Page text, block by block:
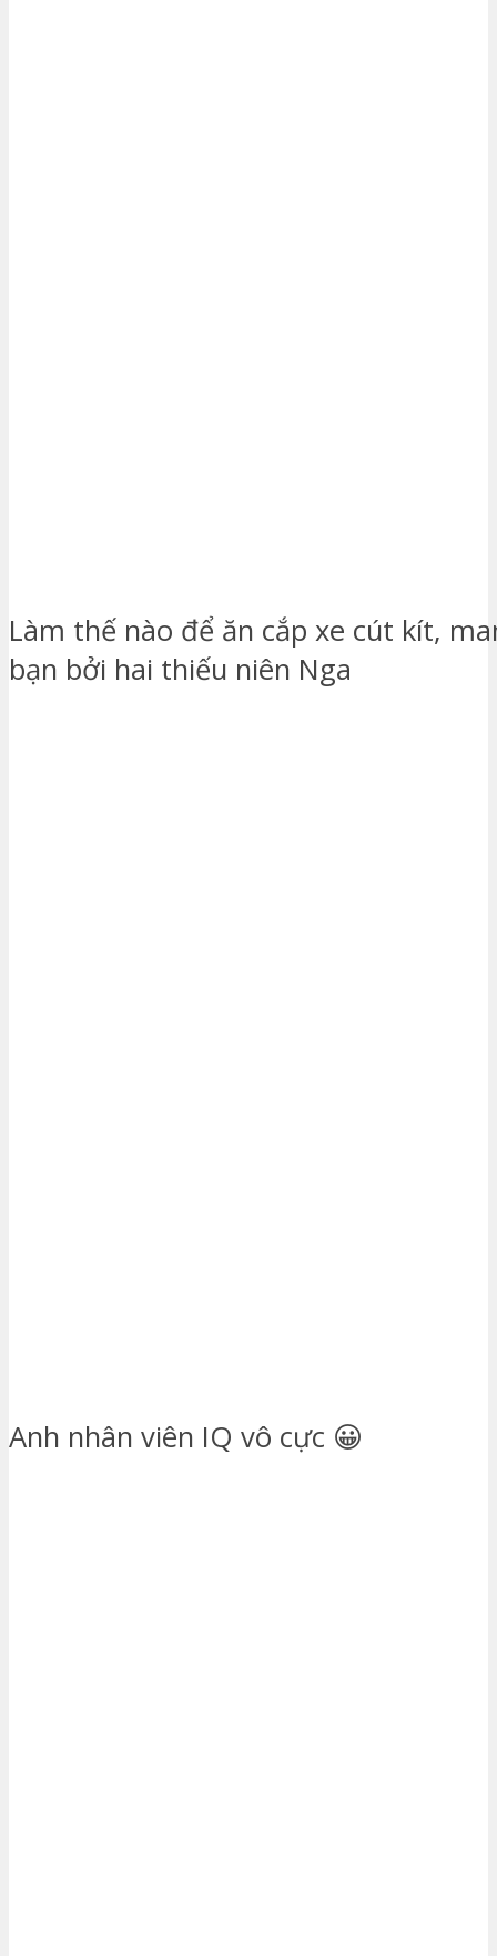
Làm thế nào để ăn cắp xe cút kít,
bạn bởi hai thiếu niên Nga
Anh nhân viên IQ vô cực 😀